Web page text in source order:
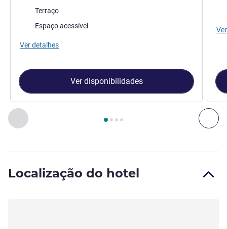
Anterior - Quarto
Página , Quarto 1 : Quarto Clássico com cama dupla
As vantagens do alojamento:
Terraço
Espaço acessível
Ver detalhes
Ver disponibilidades
Localização do hotel